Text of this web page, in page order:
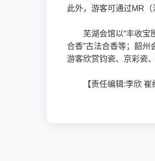
此外，游客可通过MR
芜湖会馆以“丰收宝
合香”古法合香等；韶州
游客欣赏钧瓷、京彩瓷
【责任编辑:李欣 崔